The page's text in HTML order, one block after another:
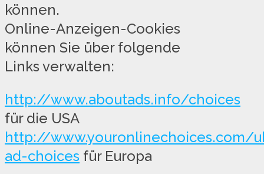
können.
Online-Anzeigen-Cookies
können Sie über folgende
Links verwalten:
http://www.aboutads.info/choices
für die USA
http://www.youronlinechoices.com/
ad-choices für Europa